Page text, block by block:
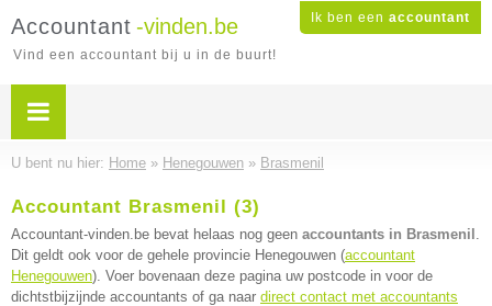
Ik ben een accountant
Accountant -vinden.be
Vind een accountant bij u in de buurt!
U bent nu hier: Home » Henegouwen » Brasmenil
Accountant Brasmenil (3)
Accountant-vinden.be bevat helaas nog geen accountants in Brasmenil .
Dit geldt ook voor de gehele provincie Henegouwen (accountant
Henegouwen). Voer bovenaan deze pagina uw postcode in voor de
dichtstbijzijnde accountants of ga naar direct contact met accountants